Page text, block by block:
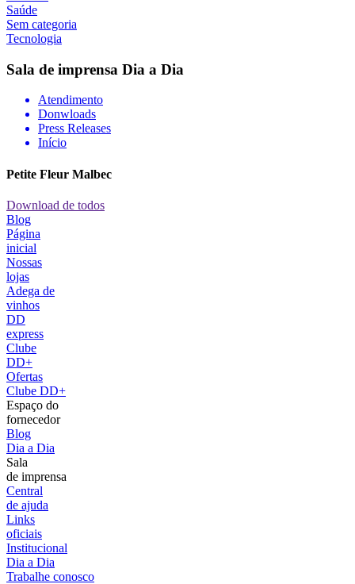
Saúde
Sem categoria
Tecnologia
Sala de imprensa Dia a Dia
Atendimento
Donwloads
Press Releases
Início
Petite Fleur Malbec
Download de todos
Blog
Página
inicial
Nossas
lojas
Adega de
vinhos
DD
express
Clube
DD+
Ofertas
Clube DD+
Espaço do
fornecedor
Blog
Dia a Dia
Sala
de imprensa
Central
de ajuda
Links
oficiais
Institucional
Dia a Dia
Trabalhe conosco